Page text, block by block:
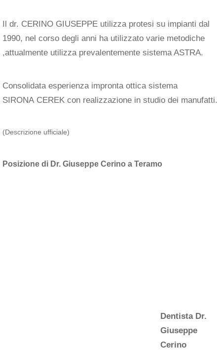
Il dr. CERINO GIUSEPPE utilizza protesi su impianti dal
1990, nel corso degli anni ha utilizzato varie metodiche
,attualmente utilizza prevalentemente sistema ASTRA.
Consolidata esperienza impronta ottica sistema
SIRONA CEREK con realizzazione in studio dei manufatti.
(Descrizione ufficiale)
Posizione di Dr. Giuseppe Cerino a Teramo
Dentista Dr.
Giuseppe
Cerino